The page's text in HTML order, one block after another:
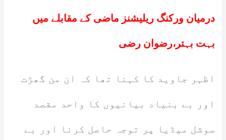
درمیان ورکنگ ریلیشنز ماضی کے مقابلے میں
بہت بہتر،رضوان رضی
اظہر جاوید کا کہنا تھا کہ ان من گھڑت
اور بے بنیاد بیانیوں کا واحد مقصد
سوشل میڈیا پر توجہ حاصل کرنا اور بے